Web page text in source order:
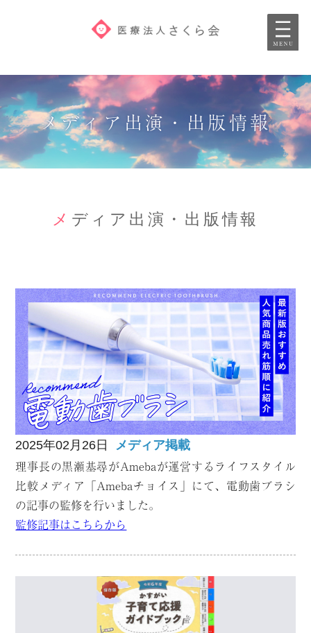
ホーム
法人理念
サービス
M&A/事業承継
採用情報
メディア 出演 ・ 出 版情報
メ デ ィ ア 出 演 ・ 出 版情報
2025年02月26日 メディア掲載
理事長の黒瀬基尋がAmebaが運営するライフスタイル
比較メディア「Amebaチョイス」にて、電動歯ブラシ
の記事の監修を行いました。
監修記事はこちらから